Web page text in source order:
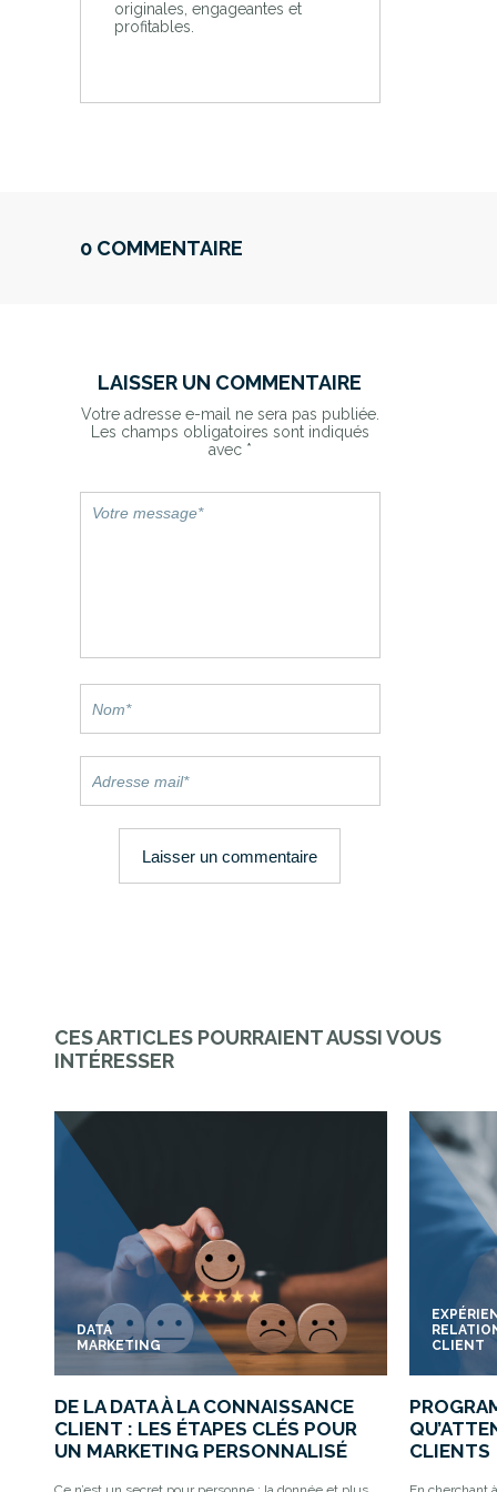
originales, engageantes et
profitables.
0 COMMENTAIRE
LAISSER UN COMMENTAIRE
Votre adresse e-mail ne sera pas publiée.
Les champs obligatoires sont indiqués
avec *
CES ARTICLES POURRAIENT AUSSI VOUS
INTÉRESSER
DATA
MARKETING
DE LA DATA À LA CONNAISSANCE
CLIENT : LES ÉTAPES CLÉS POUR
UN MARKETING PERSONNALISÉ
CLIENT
CLIENTS